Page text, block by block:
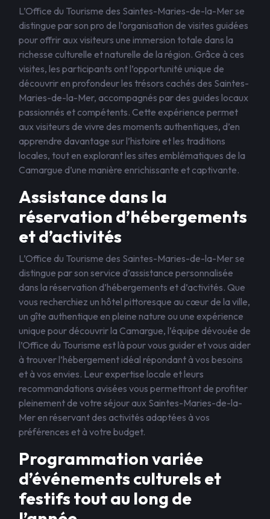
L’Office du Tourisme des Saintes-Maries-de-la-Mer se
distingue par son pro de l’organisation de visites guidées
pour offrir aux visiteurs une immersion totale dans la
richesse culturelle et naturelle de la région. Grâce à ces
visites, les participants ont l’opportunité unique de
découvrir en profondeur les trésors cachés des Saintes-
Maries-de-la-Mer, accompagnés par des guides locaux
passionnés et compétents. Cette expérience permet
aux visiteurs de vivre des moments authentiques, d’en
apprendre davantage sur l’histoire et les traditions
locales, tout en explorant les sites emblématiques de la
Camargue d’une manière enrichissante et captivante.
Assistance dans la
réservation d’hébergements
et d’activités
L’Office du Tourisme des Saintes-Maries-de-la-Mer se
distingue par son service d’assistance personnalisée
dans la réservation d’hébergements et d’activités. Que
vous recherchiez un hôtel pittoresque au cœur de la ville,
un gîte authentique en pleine nature ou une expérience
unique pour découvrir la Camargue, l’équipe dévouée de
l’Office du Tourisme est là pour vous guider et vous aider
à trouver l’hébergement idéal répondant à vos besoins
et à vos envies. Leur expertise locale et leurs
recommandations avisées vous permettront de profiter
pleinement de votre séjour aux Saintes-Maries-de-la-
Mer en réservant des activités adaptées à vos
préférences et à votre budget.
Programmation variée
d’événements culturels et
festifs tout au long de